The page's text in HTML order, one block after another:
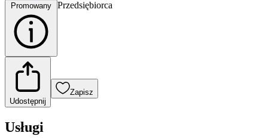
Przedsiębiorca
Udostępnij
Zapisz
Usługi